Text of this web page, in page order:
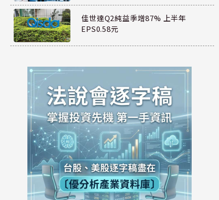
佳世達Q2純益季增87% 上半年
EPS0.58元